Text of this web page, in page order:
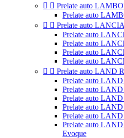
  Prelate auto
Prelate auto
  Prelate auto LANCIA
Prelate auto
Prelate auto
Prelate auto
Prelate auto
  Prelate auto LAND
Prelate auto
Prelate auto
Prelate auto
Prelate auto
Prelate auto
Prelate auto
Evoque